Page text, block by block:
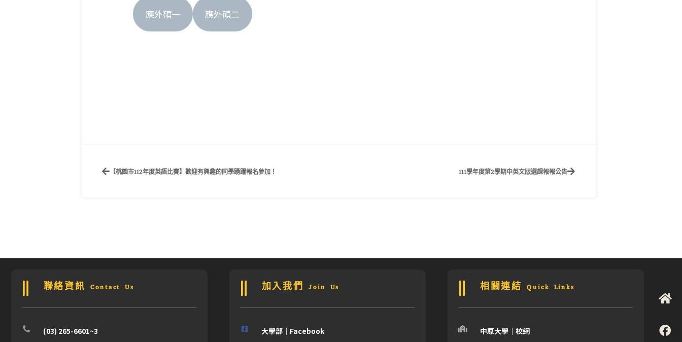
應外碩一 應外碩二
【桃園市112年度英語比賽】歡迎有興趣的同學踴躍報名參加！ 111學年度第2學期中英文版選課報報公告
聯絡資訊 Contact Us
(03) 265-6601~3
加入我們 Join Us
大學部｜Facebook
相關連結 Quick Links
中原大學｜校網